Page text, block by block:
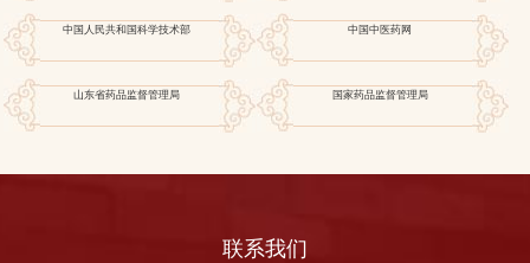
中国人民共和国科学技术部 中国中医药网
山东省药品监督管理局 国家药品监督管理局
联系我们